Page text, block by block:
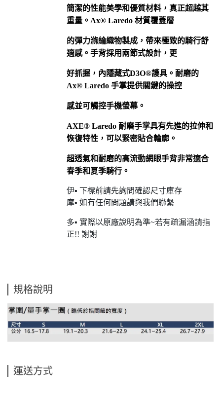
簡潔的性能美學和優質材料，真正超越其
重量。Ax® Laredo 材質覆蓋層
的彈力滌綸織物製成，帶來極致的騎行舒
適感。手背採用兩節式設計，更
好抓握，內隱藏式D3O®護具。耐磨的
Ax® Laredo 手掌提供關鍵的操控
感並可觸控手機螢幕。
AXE® Laredo 耐磨手掌具有先進的拉伸和
恢復特性，可以緊密貼合輪廓。
超透氣和耐磨的高流動網眼手背非常適合
春季和夏季騎行。
伊▪ 下標前請先詢問確認尺寸庫存
摩▪ 如有任何問題請與我們聯繫
多▪ 實際以原廠說明為準~若有疏漏涵請指
正!! 謝謝
規格說明
運送方式